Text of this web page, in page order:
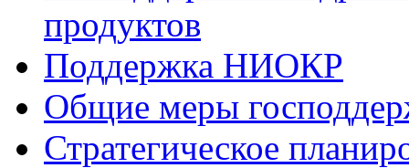
продуктов
Поддержка НИОКР
Общие меры
Стратегическое